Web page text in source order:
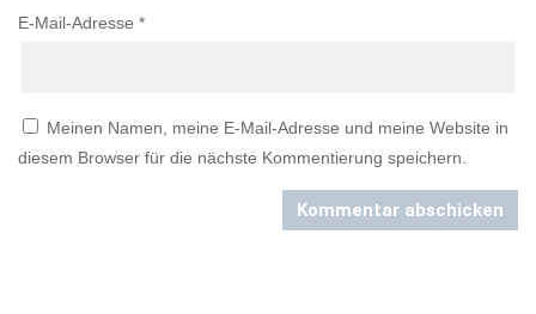
E-Mail-Adresse *
Meinen Namen, meine E-Mail-Adresse und meine Website in
diesem Browser für die nächste Kommentierung speichern.
Kommentar abschicken